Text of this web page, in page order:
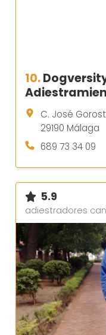
10.
C. José
29190 Málaga
689 73 34 09
5.9
adiestradores